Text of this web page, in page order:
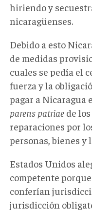
hiriendo y
nicaragüenses.
Debido a esto
de medidas
cuales se pedía el
fuerza y la
pagar a Nicaragua
parens patriae de
reparaciones por
personas, bienes y
Estados Unidos
competente
conferían
jurisdicción